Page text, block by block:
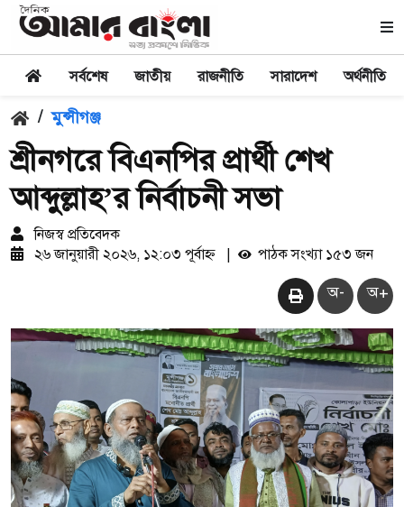
সর্বশেষ জাতীয় রাজনীতি সারাদেশ অর্থনীতি
/ মুন্সীগঞ্জ
শ্রীনগরে বিএনপির প্রার্থী শেখ
আব্দুল্লাহ’র নির্বাচনী সভা
নিজস্ব প্রতিবেদক
২৬ জানুয়ারী ২০২৬, ১২:০৩ পূর্বাহ্ন
পাঠক সংখ্যা ১৫৩ জন
অ- অ+